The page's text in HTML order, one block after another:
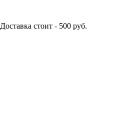
Доставка стоит - 500 руб.